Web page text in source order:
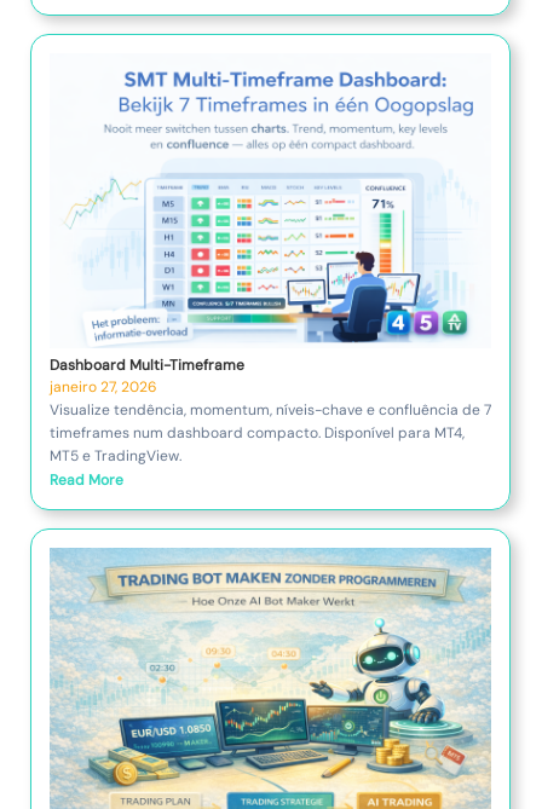
Dashboard Multi-Timeframe
janeiro 27, 2026
Visualize tendência, momentum, níveis-chave e confluência de 7
timeframes num dashboard compacto. Disponível para MT4,
MT5 e TradingView.
Read More